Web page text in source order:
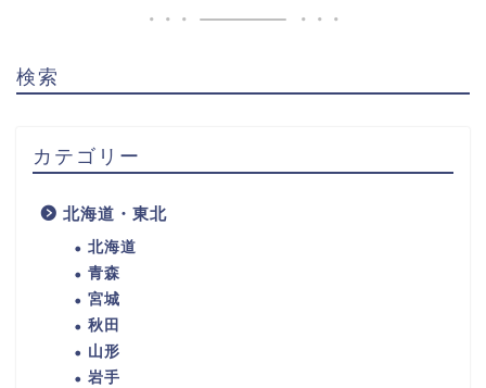
検索
カテゴリー
北海道・東北
北海道
青森
宮城
秋田
山形
岩手